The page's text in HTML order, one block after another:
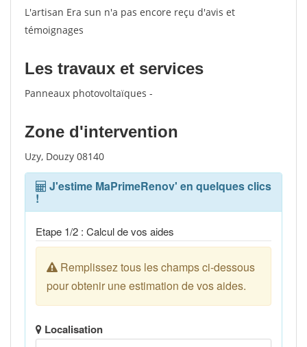
L'artisan Era sun n'a pas encore reçu d'avis et
témoignages
Les travaux et services
Panneaux photovoltaïques -
Zone d'intervention
Uzy, Douzy 08140